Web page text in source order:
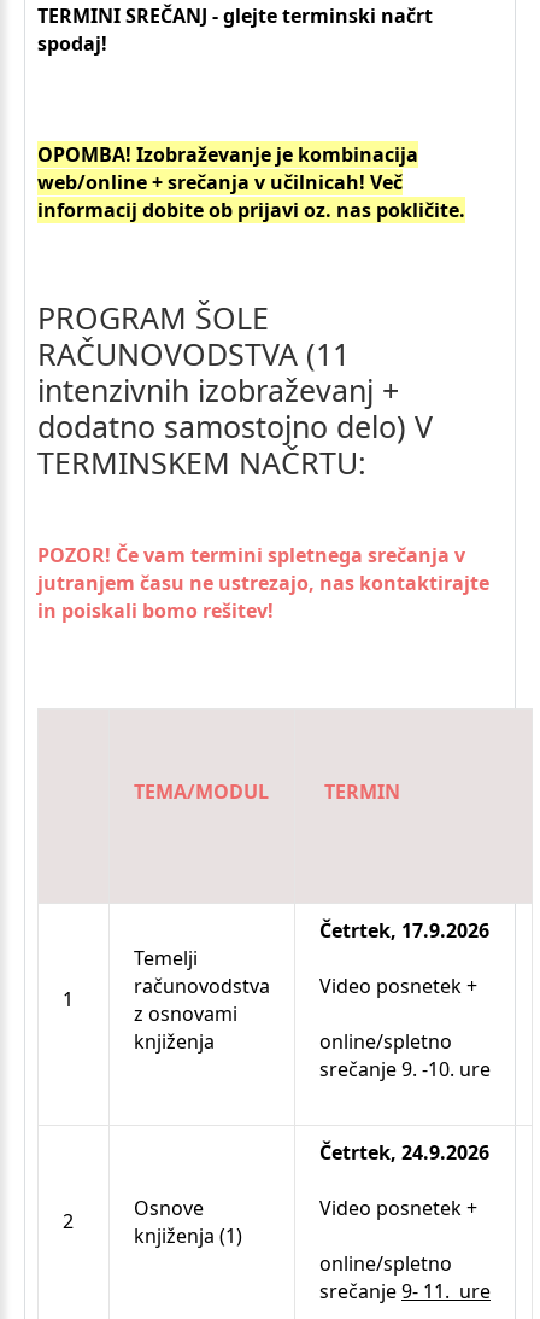
TERMINI SREČANJ - glejte terminski načrt
spodaj!
OPOMBA! Izobraževanje je kombinacija
web/online + srečanja v učilnicah! Več
informacij dobite ob prijavi oz. nas pokličite.
PROGRAM ŠOLE
RAČUNOVODSTVA (11
intenzivnih izobraževanj +
dodatno samostojno delo) V
TERMINSKEM NAČRTU:
POZOR! Če vam termini spletnega srečanja v
jutranjem času ne ustrezajo, nas kontaktirajte
in poiskali bomo rešitev!
TEMA/MODUL TERMIN
1
Temelji
računovodstva
z osnovami
knjiženja
Četrtek, 17.9.2026
Video posnetek +
online/spletno
srečanje 9. -10. ure
2
Osnove
knjiženja (1)
Četrtek, 24.9.2026
Video posnetek +
online/spletno
srečanje9- 11. ure